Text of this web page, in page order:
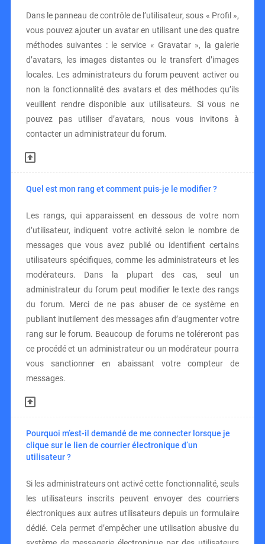
Dans le panneau de contrôle de l’utilisateur, sous « Profil »,
vous pouvez ajouter un avatar en utilisant une des quatre
méthodes suivantes : le service « Gravatar », la galerie
d’avatars, les images distantes ou le transfert d’images
locales. Les administrateurs du forum peuvent activer ou
non la fonctionnalité des avatars et des méthodes qu’ils
veuillent rendre disponible aux utilisateurs. Si vous ne
pouvez pas utiliser d’avatars, nous vous invitons à
contacter un administrateur du forum.
Quel est mon rang et comment puis-je le modifier ?
Les rangs, qui apparaissent en dessous de votre nom
d’utilisateur, indiquent votre activité selon le nombre de
messages que vous avez publié ou identifient certains
utilisateurs spécifiques, comme les administrateurs et les
modérateurs. Dans la plupart des cas, seul un
administrateur du forum peut modifier le texte des rangs
du forum. Merci de ne pas abuser de ce système en
publiant inutilement des messages afin d’augmenter votre
rang sur le forum. Beaucoup de forums ne toléreront pas
ce procédé et un administrateur ou un modérateur pourra
vous sanctionner en abaissant votre compteur de
messages.
Pourquoi m’est-il demandé de me connecter lorsque je
clique sur le lien de courrier électronique d’un
utilisateur ?
Si les administrateurs ont activé cette fonctionnalité, seuls
les utilisateurs inscrits peuvent envoyer des courriers
électroniques aux autres utilisateurs depuis un formulaire
dédié. Cela permet d’empêcher une utilisation abusive du